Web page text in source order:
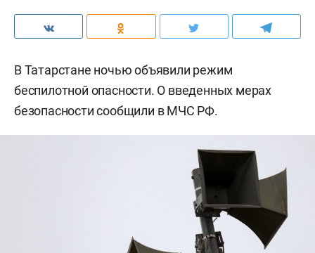
В Татарстане ночью объявили режим
беспилотной опасности. О введенных мерах
безопасности сообщили в МЧС РФ.